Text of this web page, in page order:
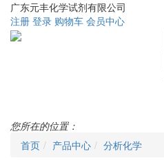
广东元丰化学试剂有限公司
注册 登录 购物车 会员中心
您所在的位置：
首页
产品中心 分析化学